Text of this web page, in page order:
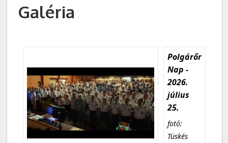
Galéria
Polgárőr
Nap -
2026.
július
25.
fotó:
Tüskés